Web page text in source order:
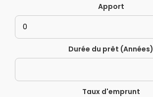
Apport
Durée du prêt (Années)
Taux d'emprunt